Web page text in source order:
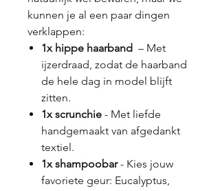
kunnen je al een paar dingen
verklappen:
1x hippe haarband – Met
ijzerdraad, zodat de haarband
de hele dag in model blijft
zitten.
1x scrunchie - Met liefde
handgemaakt van afgedankt
textiel.
1x shampoobar- Kies jouw
favoriete geur: Eucalyptus,